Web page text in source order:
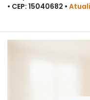
• CEP: 15040682 •